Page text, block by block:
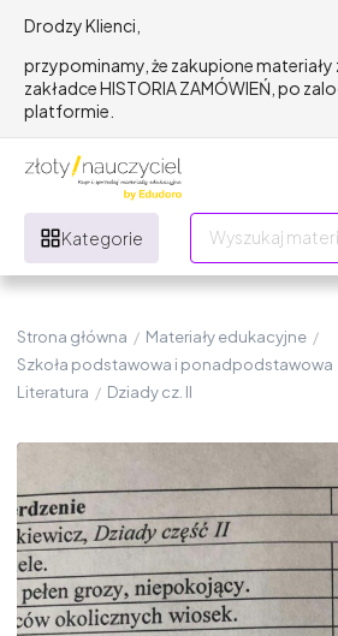
Drodzy Klienci,
przypominamy, że zakupione materiały
zakładce HISTORIA ZAMÓWIEŃ, po
platformie.
Kategorie
Strona główna / Materiały edukacyjne /
Szkoła podstawowa i ponadpodstawowa
Literatura / Dziady cz. II